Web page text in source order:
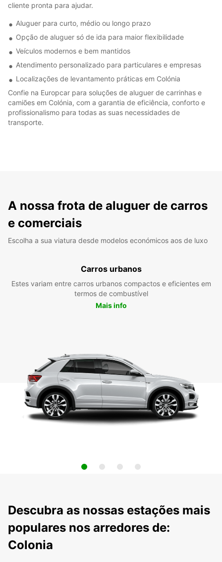
cliente pronta para ajudar.
Aluguer para curto, médio ou longo prazo
Opção de aluguer só de ida para maior flexibilidade
Veículos modernos e bem mantidos
Atendimento personalizado para particulares e empresas
Localizações de levantamento práticas em Colónia
Confie na Europcar para soluções de aluguer de carrinhas e
camiões em Colónia, com a garantia de eficiência, conforto e
profissionalismo para todas as suas necessidades de
transporte.
A nossa frota de aluguer de carros
e comerciais
Escolha a sua viatura desde modelos económicos aos de luxo
Carros urbanos
Estes variam entre carros urbanos compactos e eficientes em
termos de combustível
Mais info
Descubra as nossas estações mais
populares nos arredores de:
Colonia